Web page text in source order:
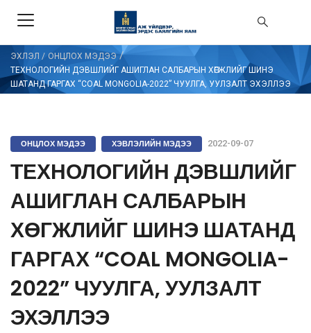
ЭХЛЭЛ / ОНЦЛОХ МЭДЭЭ/
ТЕХНОЛОГИЙН ДЭВШЛИЙГ АШИГЛАН САЛБАРЫН ХӨГЖЛИЙГ ШИНЭ
ШАТАНД ГАРГАХ “COAL MONGOLIA-2022” ЧУУЛГА, УУЛЗАЛТ ЭХЭЛЛЭЭ
ОНЦЛОХ МЭДЭЭ ХЭВЛЭЛИЙН МЭДЭЭ 2022-09-07
ТЕХНОЛОГИЙН ДЭВШЛИЙГ
АШИГЛАН САЛБАРЫН
ХӨГЖЛИЙГ ШИНЭ ШАТАНД
ГАРГАХ “COAL MONGOLIA-
2022” ЧУУЛГА, УУЛЗАЛТ
ЭХЭЛЛЭЭ